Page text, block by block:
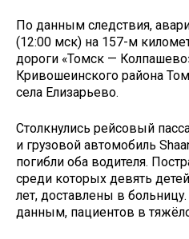
По данным следствия,
(12:00 мск) на 157-м
дороги «Томск —
Кривошеинского района
села Елизарьево.
Столкнулись рейсовый
и грузовой автомобиль
погибли оба водителя.
среди которых девять
лет, доставлены в
данным, пациентов в